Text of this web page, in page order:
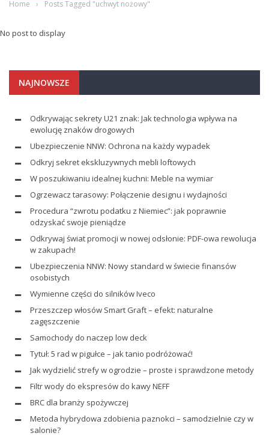
Home › Posts Tagged "uchwyt nożowy"
No post to display
NAJNOWSZE
Odkrywając sekrety U21 znak: Jak technologia wpływa na
ewolucję znaków drogowych
Ubezpieczenie NNW: Ochrona na każdy wypadek
Odkryj sekret ekskluzywnych mebli loftowych
W poszukiwaniu idealnej kuchni: Meble na wymiar
Ogrzewacz tarasowy: Połączenie designu i wydajności
Procedura “zwrotu podatku z Niemiec”: jak poprawnie
odzyskać swoje pieniądze
Odkrywaj świat promocji w nowej odsłonie: PDF-owa rewolucja
w zakupach!
Ubezpieczenia NNW: Nowy standard w świecie finansów
osobistych
Wymienne części do silników Iveco
Przeszczep włosów Smart Graft – efekt: naturalne
zagęszczenie
Samochody do naczep low deck
Tytuł: 5 rad w pigułce – jak tanio podróżować!
Jak wydzielić strefy w ogrodzie – proste i sprawdzone metody
Filtr wody do ekspresów do kawy NEFF
BRC dla branży spożywczej
Metoda hybrydowa zdobienia paznokci – samodzielnie czy w
salonie?